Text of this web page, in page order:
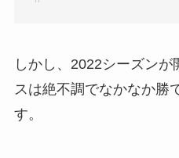
しかし、2022シーズン
スは絶不調でなかなか勝
す。